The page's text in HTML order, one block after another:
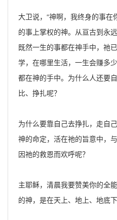
大卫说，“神啊，我终身的事在
的事上掌权的神。从亘古到永
既然一生的事都在神手中，祂
学，在哪里生活，一生会赚多
都在神的手中。为什么人还要
比、挣扎呢？
为什么要靠自己去挣扎，走自
神的命定，活在祂的旨意中，
因祂的救恩而欢呼呢？
主耶稣，清晨我要赞美你的全
的神，是在天上、地上、地底